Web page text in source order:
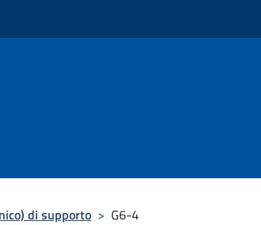
di supporto > G6-4